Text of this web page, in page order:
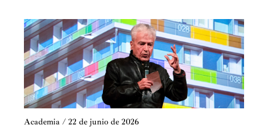
Academia / 22 de junio de 2026